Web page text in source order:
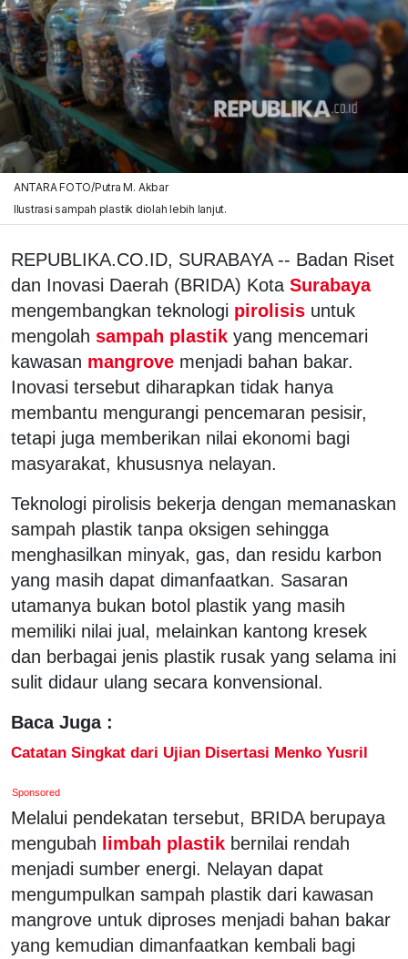
ANTARA FOTO/Putra M. Akbar
Ilustrasi sampah plastik diolah lebih lanjut.
REPUBLIKA.CO.ID, SURABAYA -- Badan Riset
dan Inovasi Daerah (BRIDA) Kota Surabaya
mengembangkan teknologi pirolisis untuk
mengolah sampah plastik yang mencemari
kawasan mangrove menjadi bahan bakar.
Inovasi tersebut diharapkan tidak hanya
membantu mengurangi pencemaran pesisir,
tetapi juga memberikan nilai ekonomi bagi
masyarakat, khususnya nelayan.
Teknologi pirolisis bekerja dengan memanaskan
sampah plastik tanpa oksigen sehingga
menghasilkan minyak, gas, dan residu karbon
yang masih dapat dimanfaatkan. Sasaran
utamanya bukan botol plastik yang masih
memiliki nilai jual, melainkan kantong kresek
dan berbagai jenis plastik rusak yang selama ini
sulit didaur ulang secara konvensional.
Baca Juga :
Catatan Singkat dari Ujian Disertasi Menko Yusril
Sponsored
Melalui pendekatan tersebut, BRIDA berupaya
mengubah limbah plastik bernilai rendah
menjadi sumber energi. Nelayan dapat
mengumpulkan sampah plastik dari kawasan
mangrove untuk diproses menjadi bahan bakar
yang kemudian dimanfaatkan kembali bagi